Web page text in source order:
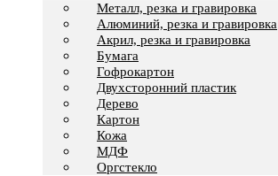
Металл, резка и гравировка
Алюминий, резка и гравировка
Акрил, резка и гравировка
Бумага
Гофрокартон
Двухсторонний пластик
Дерево
Картон
Кожа
МДФ
Оргстекло